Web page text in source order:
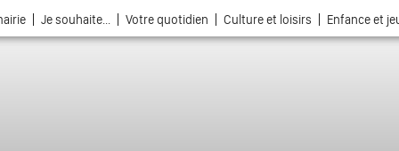
Je souhaite... Votre quotidien Culture et loisirs Enfance et